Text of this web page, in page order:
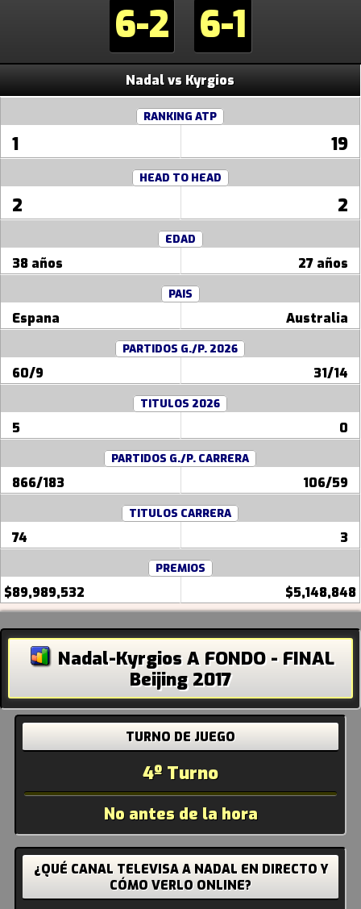
Nadal vs Kyrgios
RANKING ATP
1 19
HEAD TO HEAD
2 2
EDAD
38 años 27 años
PAIS
Espana Australia
PARTIDOS G./P. 2026
60/9 31/14
TITULOS 2026
5 0
PARTIDOS G./P. CARRERA
866/183 106/59
TITULOS CARRERA
74 3
PREMIOS
$89,989,532 $5,148,848
6-2 6-1
Nadal-Kyrgios A FONDO - FINAL
Beijing 2017
TURNO DE JUEGO
4º Turno
No antes de la hora
¿QUÉ CANAL TELEVISA A NADAL EN DIRECTO Y
CÓMO VERLO ONLINE?